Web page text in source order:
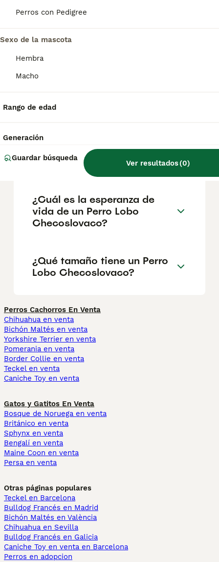
Perros con Pedigree
Sexo de la mascota
Hembra
Macho
Rango de edad
Generación
Guardar búsqueda
Ver resultados(0)
Lobo Checoslovaco en España es de
pedigrí, la reputación del criador y la
¿Cuáles son las ventajas y
desventajas de la raza Perro
Lobo Checoslovaco?
¿Cuál es la esperanza de
vida de un Perro Lobo
Checoslovaco?
¿Qué tamaño tiene un Perro
Lobo Checoslovaco?
Perros Cachorros En Venta
Chihuahua en venta
Bichón Maltés en venta
Yorkshire Terrier en venta
Pomerania en venta
Border Collie en venta
Teckel en venta
Caniche Toy en venta
Gatos y Gatitos En Venta
Bosque de Noruega en venta
Británico en venta
Sphynx en venta
Bengalí en venta
Maine Coon en venta
Persa en venta
Otras páginas populares
Teckel en Barcelona
Bulldog Francés en Madrid
Bichón Maltés en València
Chihuahua en Sevilla
Bulldog Francés en Galicia
Caniche Toy en venta en Barcelona
Perros en adopcion